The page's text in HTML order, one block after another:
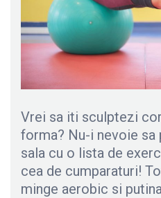
Vrei sa iti sculptezi
forma? Nu-i nevoie
sala cu o lista de
cea de cumparaturi!
minge aerobic si